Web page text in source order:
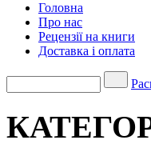
Головна
Про нас
Рецензії на книги
Доставка і оплата